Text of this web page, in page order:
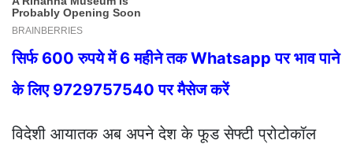
सिर्फ 600 रुपये में 6 महीने तक Whatsapp पर भाव पाने
के लिए 9729757540 पर मैसेज करें
विदेशी आयातक अब अपने देश के फूड सेफ्टी प्रोटोकॉल